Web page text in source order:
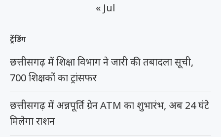
« Jul
ट्रेंडिंग
छत्तीसगढ़ में शिक्षा विभाग ने जारी की तबादला सूची,
700 शिक्षकों का ट्रांसफर
छत्तीसगढ़ में अन्नपूर्ति ग्रेन ATM का शुभारंभ, अब 24 घंटे
मिलेगा राशन